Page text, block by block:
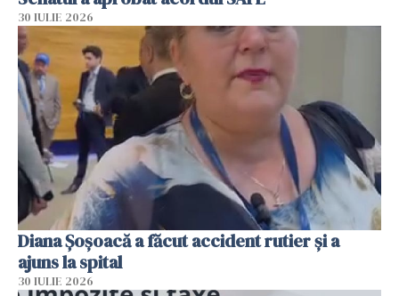
30 IULIE 2026
Diana Șoșoacă a făcut accident rutier și a
ajuns la spital
30 IULIE 2026